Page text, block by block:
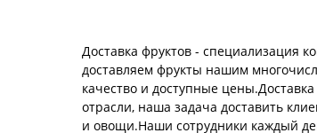
Доставка фруктов - специализация
доставляем фрукты нашим
качество и доступные
отрасли, наша задача доставить
и овощи.Наши сотрудники каждый